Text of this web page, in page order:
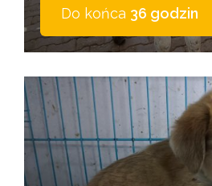
Do końca 36 godzin